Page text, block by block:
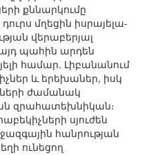
քննարկումը
մղեցին իսրայելա-
վերաբերյալ
այդ պահին արդեն
համար. Լիբանանում
և երեխաներ, իսկ
ժամանակ
զրահատեխնիկան։
սյուժեն
հանրության
ունեցող